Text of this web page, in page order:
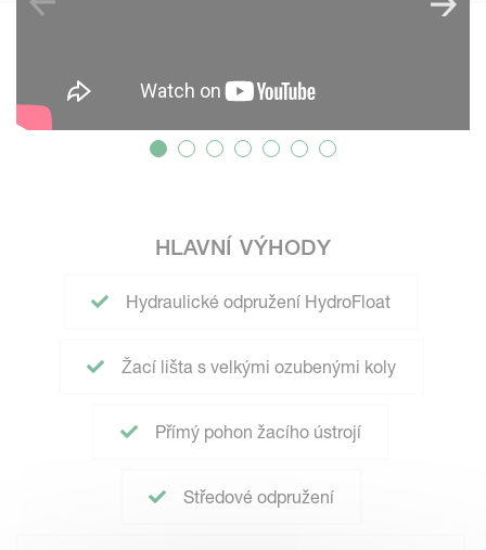
HLAVNÍ VÝHODY
Hydraulické odpružení HydroFloat
Žací lišta s velkými ozubenými koly
Přímý pohon žacího ústrojí
Středové odpružení